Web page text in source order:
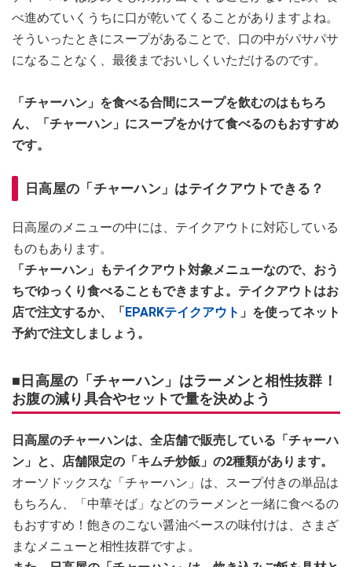
べ進めていくうちに口が乾いてくることがありますよね。
そういったときにスープがあることで、口の中がパサパサ
になることなく、最後までおいしくいただけるのです。
「チャーハン」を食べる合間にスープを飲むのはもちろ
ん、「チャーハン」にスープをかけて食べるのもおすすめ
です。
日高屋の「チャーハン」はテイクアウトできる？
日高屋のメニューの中には、テイクアウトに対応している
ものもあります。
「チャーハン」もテイクアウト対象メニューなので、おう
ちでゆっくり食べることもできますよ。テイクアウトはお
店で注文するか、「EPARKテイクアウト 」を使ってネット
予約で注文しましょう。
■日高屋の「チャーハン」はラーメンと相性抜群！
お腹の減り具合やセットで量を決めよう
日高屋のチャーハンは、全店舗で販売している「チャーハ
ン」と、店舗限定の「キムチ炒飯」の2種類があります。
オーソドックスな「チャーハン」は、スープ付きの単品は
もちろん、「中華そば」などのラーメンと一緒に食べるの
もおすすめ！飽きのこない醤油ベースの味付けは、さまざ
まなメニューと相性抜群ですよ。